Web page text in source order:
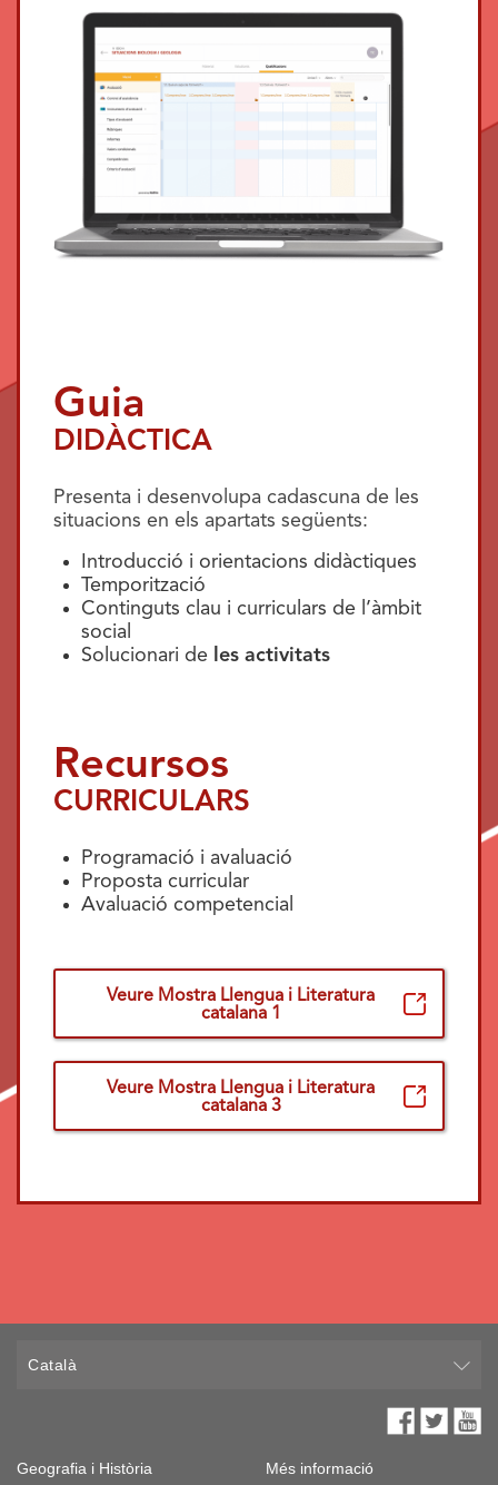
Guia
DIDÀCTICA
Presenta i desenvolupa cadascuna de les
situacions en els apartats següents:
Introducció i orientacions didàctiques
Temporització
Continguts clau i curriculars de l’àmbit
social
Solucionari de les activitats
Recursos
CURRICULARS
Programació i avaluació
Proposta curricular
Avaluació competencial
Veure Mostra Llengua i Literatura
catalana 1
Veure Mostra Llengua i Literatura
catalana 3
Geografia i Història
Més informació
Català